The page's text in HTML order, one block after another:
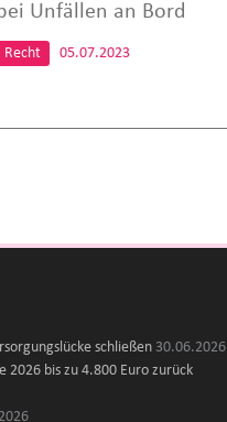
Unfällen an Bord
Recht 05.07.2023
schließen 30.06.2026
2026 bis zu 4.800 Euro zurück